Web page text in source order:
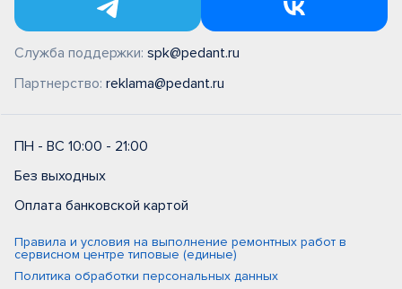
Служба поддержки: spk@pedant.ru
Партнерство: reklama@pedant.ru
ПН - ВС 10:00 - 21:00
Без выходных
Оплата банковской картой
Правила и условия на выполнение ремонтных работ в
сервисном центре типовые (единые)
Политика обработки персональных данных